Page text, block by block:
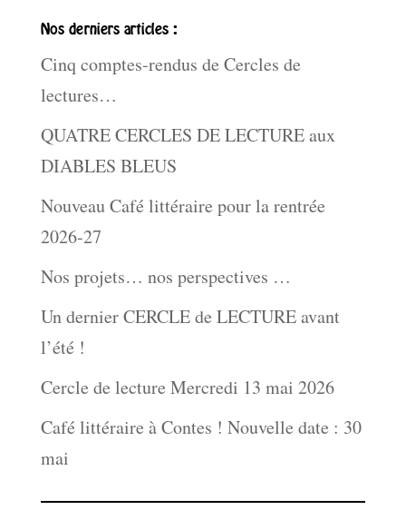
Nos derniers articles :
Cinq comptes-rendus de Cercles de
lectures…
QUATRE CERCLES DE LECTURE aux
DIABLES BLEUS
Nouveau Café littéraire pour la rentrée
2026-27
Nos projets… nos perspectives …
Un dernier CERCLE de LECTURE avant
l’été !
Cercle de lecture Mercredi 13 mai 2026
Café littéraire à Contes ! Nouvelle date : 30
mai